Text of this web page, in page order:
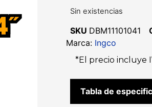
Sin existencias
SKU DBM11101041
Marca: Ingco
*El precio incluye
Tabla de